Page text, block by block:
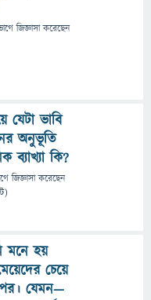
জিজ্ঞাসাকরেছেন
যেটা ভাবি
অনুভূতি
ব্যাখ্যা কি?
জিজ্ঞাসাকরেছেন
মনে হয়
চেয়ে
যেমন—